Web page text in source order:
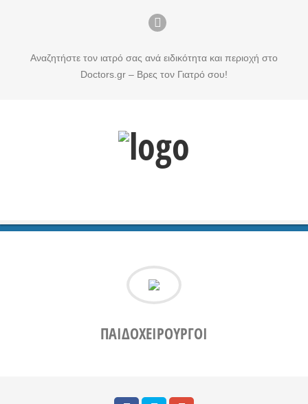
Αναζητήστε τον ιατρό σας ανά ειδικότητα και περιοχή στο
Doctors.gr – Βρες τον Γιατρό σου!
ΠΑΙΔΟΧΕΙΡΟΥΡΓΟΙ